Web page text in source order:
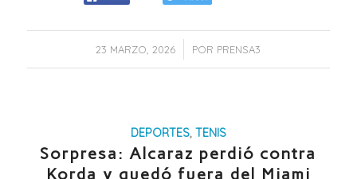
23 MARZO, 2026
/ POR PRENSA3
DEPORTES, TENIS
Sorpresa: Alcaraz perdió contra
Korda y quedó fuera del Miami